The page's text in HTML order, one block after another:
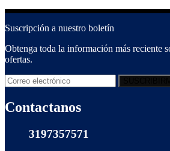
Suscripción a nuestro boletín
Obtenga toda la información más reciente
ofertas.
Contactanos
3197357571